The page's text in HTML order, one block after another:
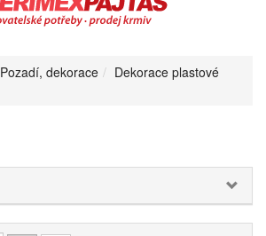
Pozadí, dekorace
Dekorace plastové